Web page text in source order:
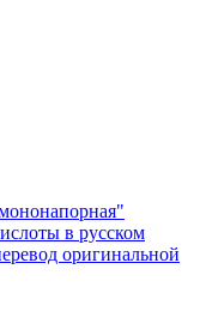
в русском
оригинальной